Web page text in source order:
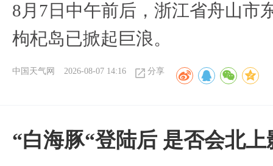
8月7日中午前后，浙江省舟山市
枸杞岛已掀起巨浪。
中国天气网 2026-08-07 14:16 分享
“白海豚“登陆后 是否会北